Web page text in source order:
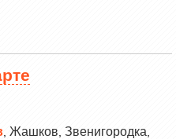
Жашков Звенигородка